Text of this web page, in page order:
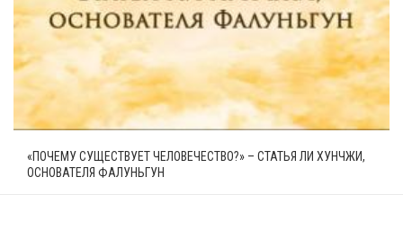
«ПОЧЕМУ СУЩЕСТВУЕТ ЧЕЛОВЕЧЕСТВО?» – СТАТЬЯ ЛИ ХУНЧЖИ,
ОСНОВАТЕЛЯ ФАЛУНЬГУН